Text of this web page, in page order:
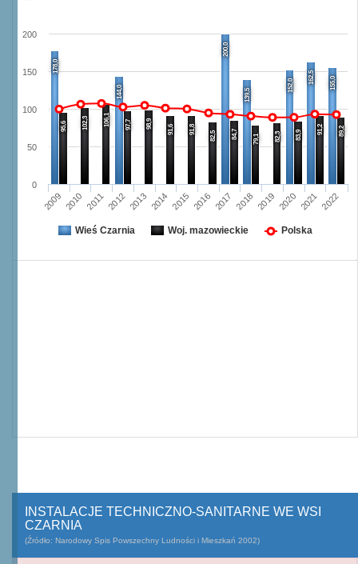
178,0
144,0
200,0
139,5
152,0
162,5 155,0
95,6 102,3 106,1 97,7 98,9 91,6 91,8
82,5 84,7 79,1 82,3 83,9 91,2 89,2
2009 2010 2011 2012 2013 2014 2015 2016 2017 2018 2019 2020 2021 2022
0
50
100
150
200
Wieś Czarnia Woj. mazowieckie Polska
INSTALACJE TECHNICZNO-SANITARNE WE WSI
CZARNIA
(Źródło: Narodowy Spis Powszechny Ludności i Mieszkań 2002)